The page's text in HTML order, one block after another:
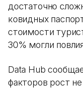
достаточно
ковидных
стоимости
30% могли
Data Hub
факторов рост